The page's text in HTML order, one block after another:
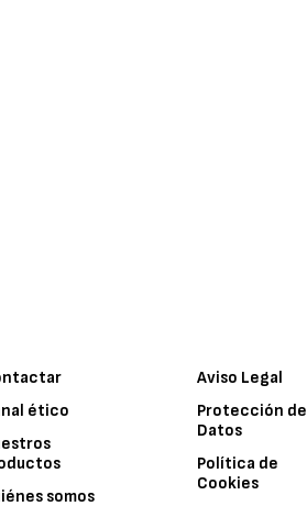
ético
somos
Aviso Legal
Protección de
Datos
Política de
Cookies